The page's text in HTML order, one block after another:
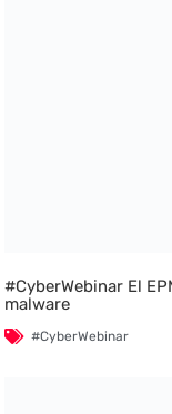
#CyberWebinar El
malware
#CyberWebinar